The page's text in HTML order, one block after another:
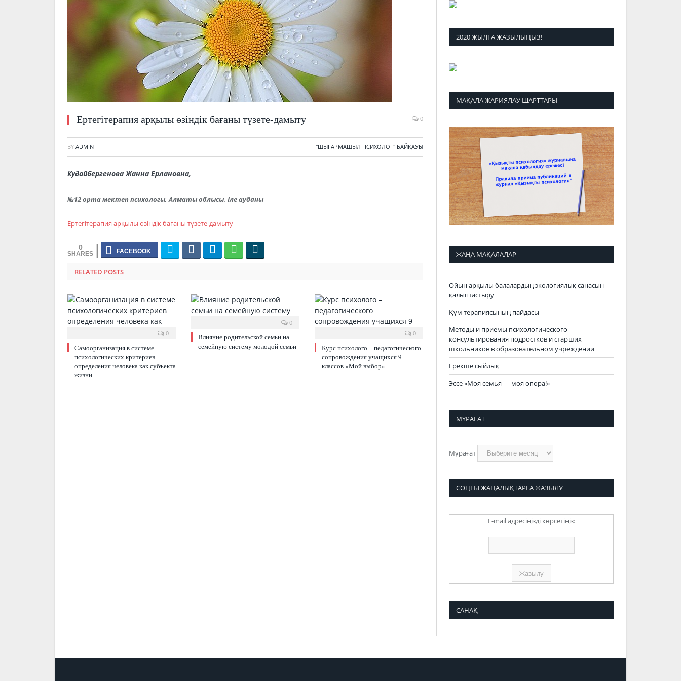
Ертегітерапия арқылы өзіндік бағаны түзете-дамыту 0
BY ADMIN "ШЫҒАРМАШЫЛ ПСИХОЛОГ" БАЙҚАУЫ
Кудайбергенова Жанна Ерлановна,
№12 орта мектеп психологы, Алматы облысы, Іле ауданы
Ертегітерапия арқылы өзіндік бағаны түзете-дамыту
0
RELATED POSTS
0
Самоорганизация в системе
психологических критериев
определения человека как субъекта
жизни
0
Влияние родительской семьи на
семейную систему молодой семьи
0
Курс психолого – педагогического
сопровождения учащихся 9
классов «Мой выбор»
2020 ЖЫЛҒА ЖАЗЫЛЫҢЫЗ!
МАҚАЛА ЖАРИЯЛАУ ШАРТТАРЫ
ЖАҢА МАҚАЛАЛАР
Ойын арқылы балалардың экологиялық санасын
қалыптастыру
Құм терапиясының пайдасы
Методы и приемы психологического
консультирования подростков и старших
школьников в образовательном учреждении
Ерекше сыйлық
Эссе «Моя семья — моя опора!»
МҰРАҒАТ
Мұрағат
СОҢҒЫ ЖАҢАЛЫҚТАРҒА ЖАЗЫЛУ
E-mail адресіңізді көрсетіңіз:
САНАҚ